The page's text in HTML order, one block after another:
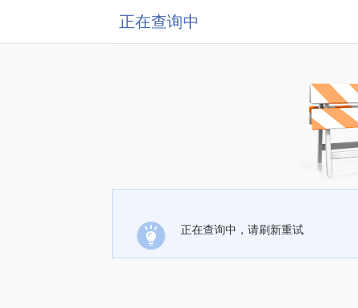
正在查询中
正在查询中，请刷新重试